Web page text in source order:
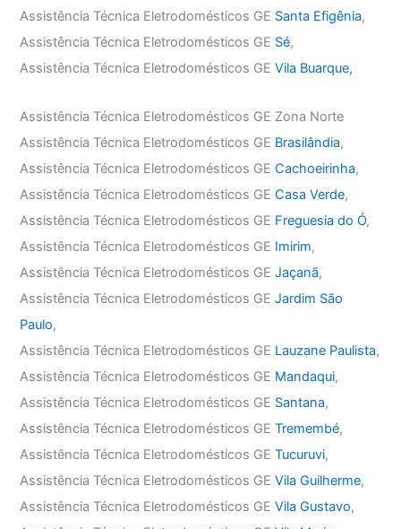
Assistência Técnica Eletrodomésticos GE Santa Efigênia,
Assistência Técnica Eletrodomésticos GE Sé,
Assistência Técnica Eletrodomésticos GEVila Buarque,
Assistência Técnica Eletrodomésticos GE Zona Norte
Assistência Técnica Eletrodomésticos GE Brasilândia,
Assistência Técnica Eletrodomésticos GECachoeirinha,
Assistência Técnica Eletrodomésticos GECasa Verde,
Assistência Técnica Eletrodomésticos GE Freguesia do Ó,
Assistência Técnica Eletrodomésticos GE Imirim,
Assistência Técnica Eletrodomésticos GEJaçanã,
Assistência Técnica Eletrodomésticos GEJardim São
Paulo,
Assistência Técnica Eletrodomésticos GE Lauzane Paulista,
Assistência Técnica Eletrodomésticos GE Mandaqui,
Assistência Técnica Eletrodomésticos GE Santana,
Assistência Técnica Eletrodomésticos GETremembé,
Assistência Técnica Eletrodomésticos GETucuruvi,
Assistência Técnica Eletrodomésticos GEVila Guilherme,
Assistência Técnica Eletrodomésticos GEVila Gustavo,